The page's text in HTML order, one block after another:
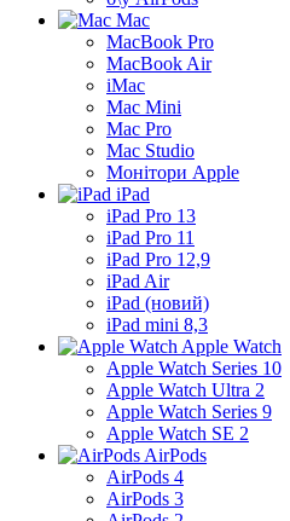
Mac
MacBook Pro
MacBook Air
iMac
Mac Mini
Mac Pro
Mac Studio
Монітори Apple
iPad
iPad Pro 13
iPad Pro 11
iPad Pro 12,9
iPad Air
iPad (новий)
iPad mini 8,3
Apple Watch
Apple Watch Series 10
Apple Watch Ultra 2
Apple Watch Series 9
Apple Watch SE 2
AirPods
AirPods 4
AirPods 3